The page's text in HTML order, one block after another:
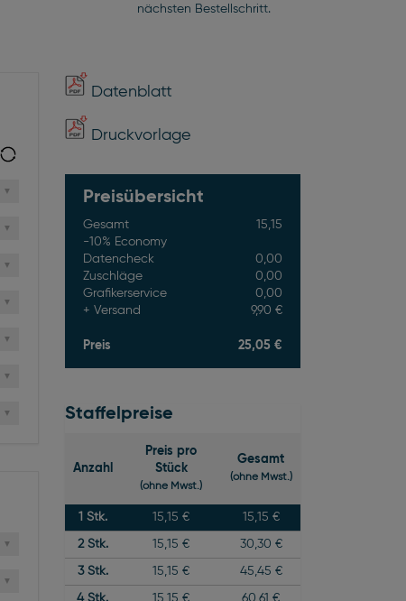
nächsten Bestellschritt.
Datenblatt
Druckvorlage
Preisübersicht
Gesamt
15,15
-10% Economy
Datencheck
0,00
Zuschläge
0,00
Grafikerservice
0,00
Versand
9,90 €
Preis 25,05 €
Staffelpreise
Anzahl
Preis pro
Stück
(ohne Mwst.)
Gesamt
(ohne Mwst.)
1 Stk. 15,15 € 15,15 €
2Stk. 15,15 € 30,30 €
3Stk. 15,15 € 45,45 €
4Stk. 15,15 € 60,61 €